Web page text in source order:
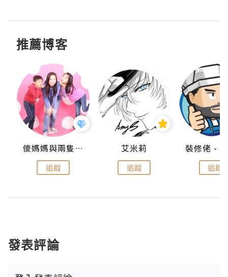
推薦博客
儍媽媽與兩隻小魔怪之家
追蹤
艾米莉
追蹤 追蹤
發表評論